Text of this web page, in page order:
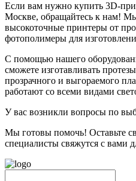
Если вам нужно купить 3D-
Москве, обращайтесь к нам!
высокоточные принтеры от
фотополимеры для
С помощью нашего
сможете изготавливать
прозрачного и выгораемого
работают со всеми видами
У вас возникли вопросы по
Мы готовы помочь! Оставьте
специалисты свяжутся с вами